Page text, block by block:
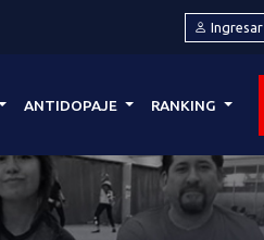
Ingresar
ANTIDOPAJE RANKING